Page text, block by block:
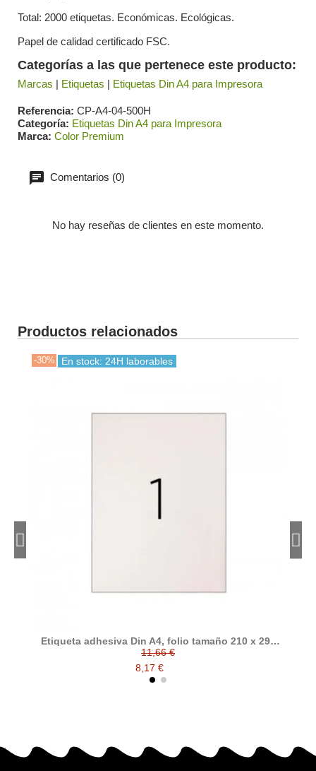
Total: 2000 etiquetas. Económicas. Ecológicas.
Papel de calidad certificado FSC.
Categorías a las que pertenece este producto:
Marcas | Etiquetas | Etiquetas Din A4 para Impresora
Referencia CP-A4-04-500H
Categoría Etiquetas Din A4 para Impresora
Marca Color Premium
Comentarios (0)
No hay reseñas de clientes en este momento.
Productos relacionados
-30% En stock: 24H laborables
Etiqueta adhesiva Din A4, folio tamaño 210 x 297
mm impresora, Caja 100 hojas.
11,66 €
8,17 €